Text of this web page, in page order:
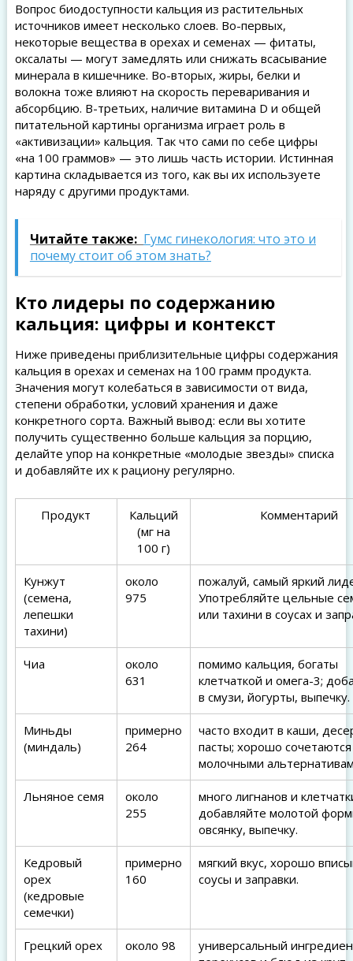
Вопрос биодоступности кальция из растительных
источников имеет несколько слоев. Во-первых,
некоторые вещества в орехах и семенах — фитаты,
оксалаты — могут замедлять или снижать всасывание
минерала в кишечнике. Во-вторых, жиры, белки и
волокна тоже влияют на скорость переваривания и
абсорбцию. В-третьих, наличие витамина D и общей
питательной картины организма играет роль в
«активизации» кальция. Так что сами по себе цифры
«на 100 граммов» — это лишь часть истории. Истинная
картина складывается из того, как вы их используете
наряду с другими продуктами.
Читайте также: Гумс гинекология: что это и
почему стоит об этом знать?
Кто лидеры по содержанию
кальция: цифры и контекст
Ниже приведены приблизительные цифры содержания
кальция в орехах и семенах на 100 грамм продукта.
Значения могут колебаться в зависимости от вида,
степени обработки, условий хранения и даже
конкретного сорта. Важный вывод: если вы хотите
получить существенно больше кальция за порцию,
делайте упор на конкретные «молодые звезды» списка
и добавляйте их к рациону регулярно.
Продукт
Кальций
(мг на
100 г)
Комментарий
Кунжут
(семена,
лепешки
тахини)
около
975
пожалуй, самый яркий
Употребляйте цельные
или тахини в соусах и
Чиа
около
631
помимо кальция, богаты
клетчаткой и омега-3;
в смузи, йогурты, выпечку.
Миньды
(миндаль)
примерно
264
часто входит в каши,
пасты; хорошо сочетаются
молочными
Льняное семя
около
255
много лигнанов и
добавляйте молотой
овсянку, выпечку.
Кедровый
орех
(кедровые
семечки)
примерно
160
мягкий вкус, хорошо
соусы и заправки.
Грецкий орех около 98
универсальный